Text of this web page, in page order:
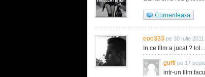
ooo333 pe 30 Iulie 2011
In ce film a jucat ?
gurti pe 17
intr-un film